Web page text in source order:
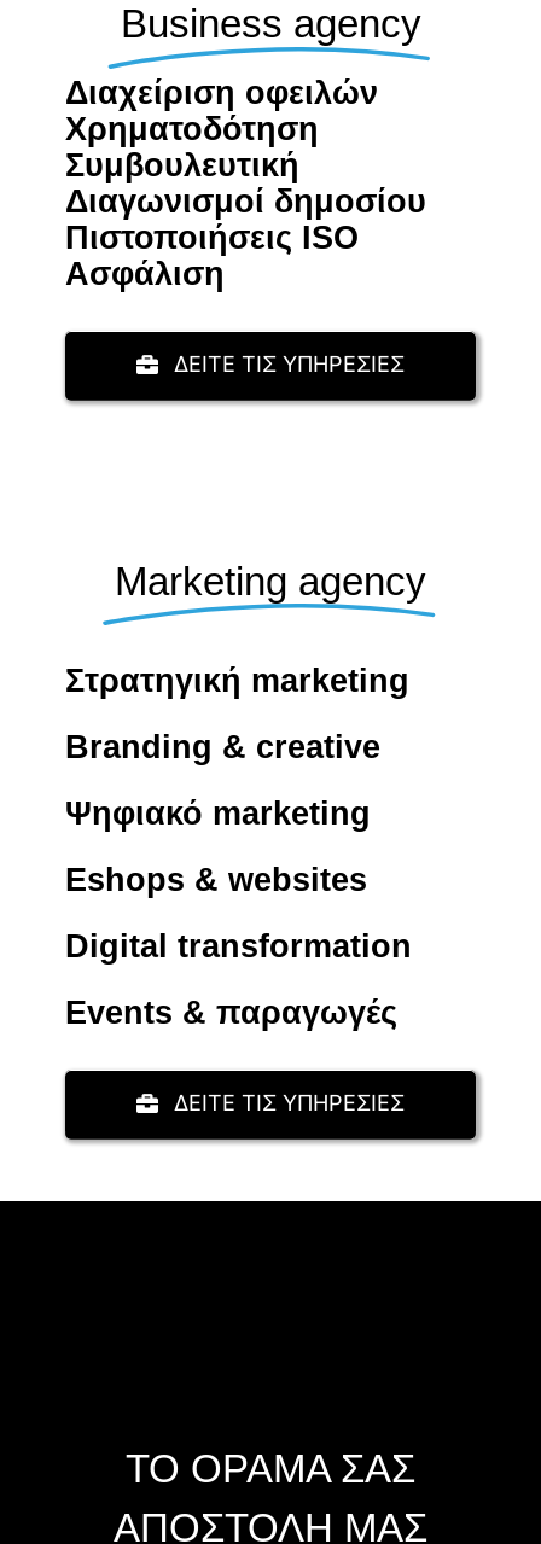
Business agency
Διαχείριση οφειλών
Χρηματοδότηση
Συμβουλευτική
Διαγωνισμοί δημοσίου
Πιστοποιήσεις ISO
Aσφάλιση
ΔΕΙΤΕ ΤΙΣ ΥΠΗΡΕΣΙΕΣ
Marketing agency
Στρατηγική marketing
Branding & creative
Ψηφιακό marketing
Eshops & websites
Digital transformation
Events & παραγωγές
ΔΕΙΤΕ ΤΙΣ ΥΠΗΡΕΣΙΕΣ
ΤΟ ΟΡΑΜΑ ΣΑΣ
ΑΠΟΣΤΟΛΗ ΜΑΣ